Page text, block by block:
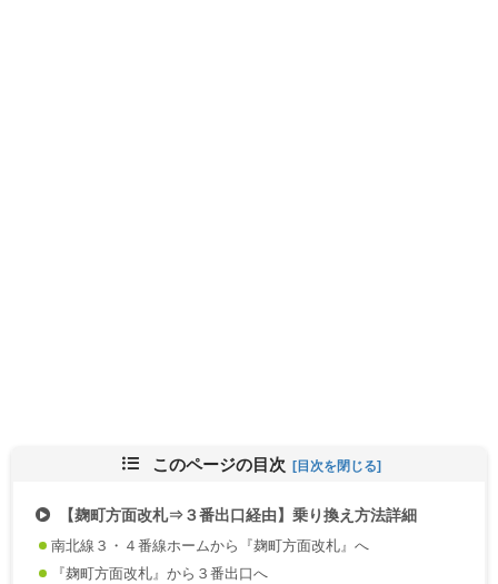
このページの目次
【麹町方面改札⇒３番出口経由】乗り換え方法詳細
南北線３・４番線ホームから『麹町方面改札』へ
『麹町方面改札』から３番出口へ